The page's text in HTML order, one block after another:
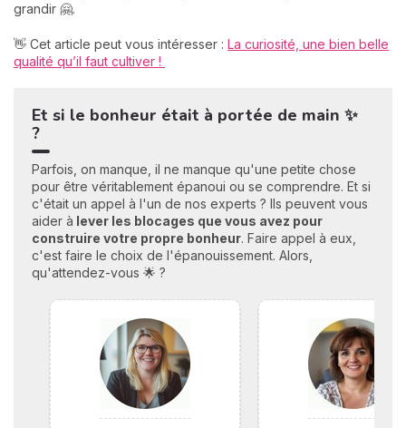
grandir 🤗.
👋 Cet article peut vous intéresser : La curiosité, une bien belle
qualité qu’il faut cultiver !
Et si le bonheur était à portée de main ✨
?
Parfois, on manque, il ne manque qu'une petite chose
pour être véritablement épanoui ou se comprendre. Et si
c'était un appel à l'un de nos experts ? Ils peuvent vous
aider à lever les blocages que vous avez pour
construire votre propre bonheur. Faire appel à eux,
c'est faire le choix de l'épanouissement. Alors,
qu'attendez-vous 🌟 ?